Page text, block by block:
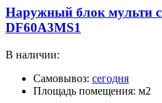
Наружный блок мульти
DF60A3MS1
В наличии:
Самовывоз: сегодня
Площадь помещения: м2